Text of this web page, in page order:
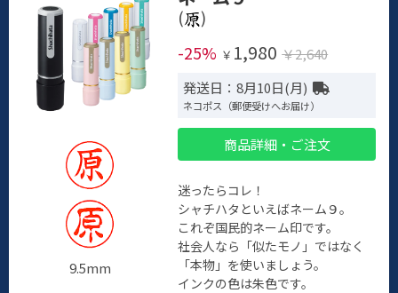
9.5mm
(
)
-25% ￥ 1,980 ￥2,640
発送日：8月10日(月)
ネコポス（郵便受けへお届け）
商品詳細・ご注文
迷ったらコレ！
シャチハタといえばネーム９。
これぞ国民的ネーム印です。
社会人なら「似たモノ」ではなく
「本物」を使いましょう。
インクの色は朱色です。